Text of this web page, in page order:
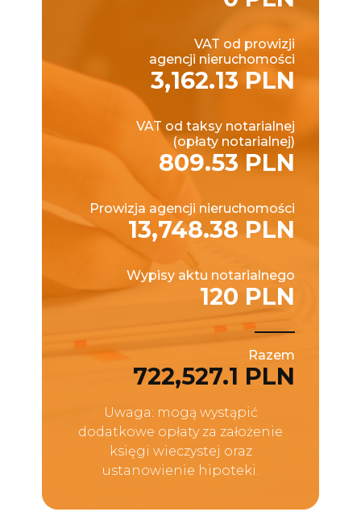
VAT od prowizji
agencji nieruchomości
3,162.13 PLN
VAT od taksy notarialnej
(opłaty notarialnej)
809.53 PLN
Prowizja agencji nieruchomości
13,748.38 PLN
Wypisy aktu notarialnego
120 PLN
Razem
722,527.1 PLN
Uwaga: mogą wystąpić
dodatkowe opłaty za założenie
księgi wieczystej oraz
ustanowienie hipoteki.